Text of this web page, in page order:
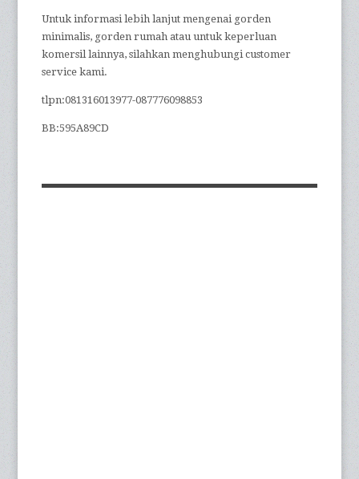
Untuk informasi lebih lanjut mengenai gorden
minimalis, gorden rumah atau untuk keperluan
komersil lainnya, silahkan menghubungi customer
service kami.
tlpn:081316013977-087776098853
BB:595A89CD